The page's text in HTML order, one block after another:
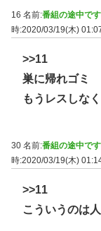
16 名前:番組の途中で
時:2020/03/19(木)
>>11
巣に帰れゴミ
もうレスしな
30 名前:番組の途中で
時:2020/03/19(木)
>>11
こういうのは